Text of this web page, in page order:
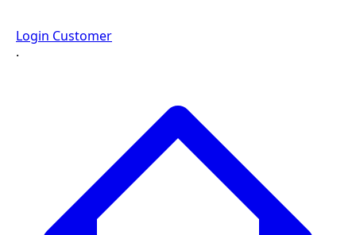
Login Customer
·